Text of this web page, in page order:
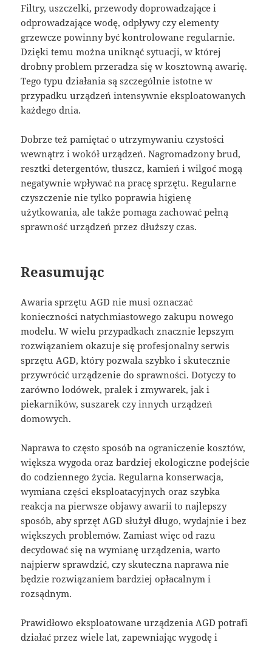
Filtry, uszczelki, przewody doprowadzające i
odprowadzające wodę, odpływy czy elementy
grzewcze powinny być kontrolowane regularnie.
Dzięki temu można uniknąć sytuacji, w której
drobny problem przeradza się w kosztowną awarię.
Tego typu działania są szczególnie istotne w
przypadku urządzeń intensywnie eksploatowanych
każdego dnia.
Dobrze też pamiętać o utrzymywaniu czystości
wewnątrz i wokół urządzeń. Nagromadzony brud,
resztki detergentów, tłuszcz, kamień i wilgoć mogą
negatywnie wpływać na pracę sprzętu. Regularne
czyszczenie nie tylko poprawia higienę
użytkowania, ale także pomaga zachować pełną
sprawność urządzeń przez dłuższy czas.
Reasumując
Awaria sprzętu AGD nie musi oznaczać
konieczności natychmiastowego zakupu nowego
modelu. W wielu przypadkach znacznie lepszym
rozwiązaniem okazuje się profesjonalny serwis
sprzętu AGD, który pozwala szybko i skutecznie
przywrócić urządzenie do sprawności. Dotyczy to
zarówno lodówek, pralek i zmywarek, jak i
piekarników, suszarek czy innych urządzeń
domowych.
Naprawa to często sposób na ograniczenie kosztów,
większa wygoda oraz bardziej ekologiczne podejście
do codziennego życia. Regularna konserwacja,
wymiana części eksploatacyjnych oraz szybka
reakcja na pierwsze objawy awarii to najlepszy
sposób, aby sprzęt AGD służył długo, wydajnie i bez
większych problemów. Zamiast więc od razu
decydować się na wymianę urządzenia, warto
najpierw sprawdzić, czy skuteczna naprawa nie
będzie rozwiązaniem bardziej opłacalnym i
rozsądnym.
Prawidłowo eksploatowane urządzenia AGD potrafi
działać przez wiele lat, zapewniając wygodę i